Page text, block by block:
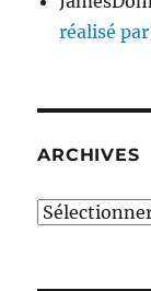
réalisé
ARCHIVES
Archives